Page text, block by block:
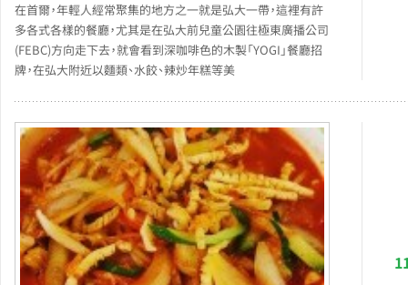
在首爾，年輕人經常聚集的地方之一就是弘大一帶，這裡有許
多各式各樣的餐廳，尤其是在弘大前兒童公園往極東廣播公司
(FEBC)方向走下去，就會看到深咖啡色的木製「YOGI」餐廳招
牌，在弘大附近以麵類、水餃、辣炒年糕等美